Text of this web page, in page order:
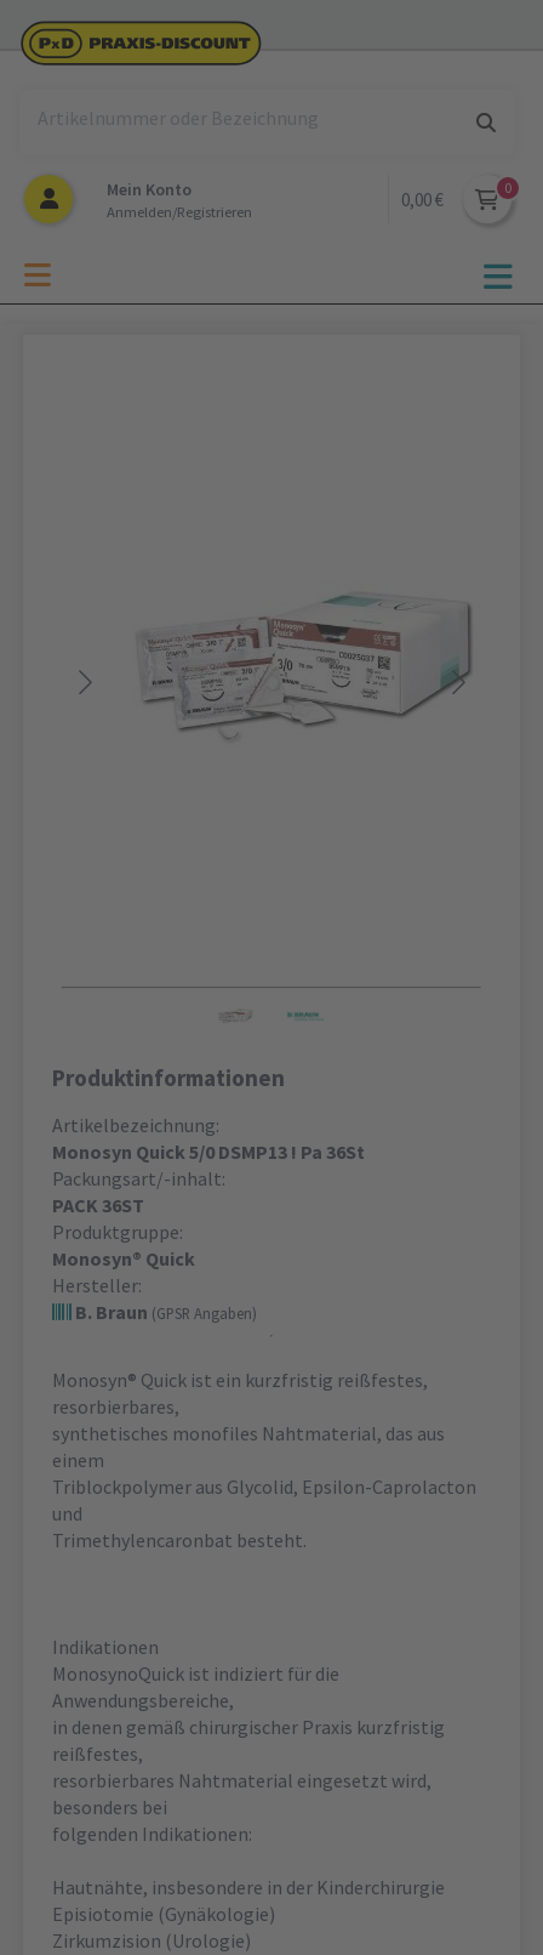
Mein Konto
Anmelden/Registrieren
0,00 €
Produktinformationen
Artikelbezeichnung:
Monosyn Quick 5/0 DSMP13 ! Pa 36St
Packungsart/-inhalt:
PACK 36ST
Produktgruppe:
Monosyn® Quick
Hersteller:
B. Braun (GPSR Angaben)
Monosyn® Quick ist ein kurzfristig reißfestes,
resorbierbares,
synthetisches monofiles Nahtmaterial, das aus
einem
Triblockpolymer aus Glycolid, Epsilon-Caprolacton
und
Trimethylencaronbat besteht.
Indikationen
MonosynoQuick ist indiziert für die
Anwendungsbereiche,
in denen gemäß chirurgischer Praxis kurzfristig
reißfestes,
resorbierbares Nahtmaterial eingesetzt wird,
besonders bei
folgenden Indikationen:
Hautnähte, insbesondere in der Kinderchirurgie
Episiotomie (Gynäkologie)
Zirkumzision (Urologie)